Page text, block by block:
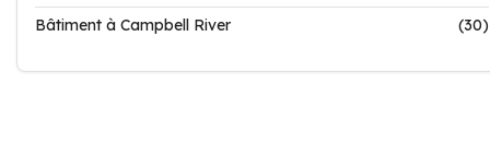
Bâtiment à Campbell River
(30)